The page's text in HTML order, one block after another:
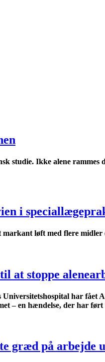
studie. Ikke alene
i
løft med flere
at stoppe
har
– en hændelse, der har
græd på arbejde